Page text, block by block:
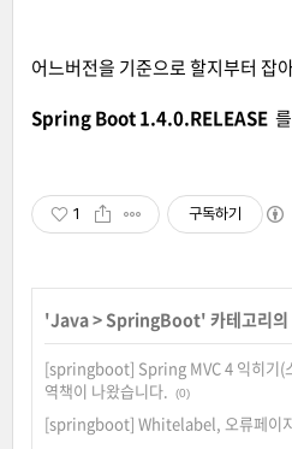
어느버전을 기준으로 할지부터 잡
Spring Boot1.4.0.RELEASE
1 구독하기
'Java> SpringBoot' 카테고리
[springboot] Spring MVC 4 익히기(
역책이 나왔습니다.
(0)
[springboot] Whitelabel, 오류페이